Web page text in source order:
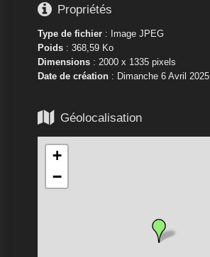
 Propriétés
Type de fichier: Image JPEG
Poids: 368,59 Ko
Dimensions: 2000 x 1335 pixels
Date de création: Dimanche 6 Avril 2025
 Géolocalisation
+
−